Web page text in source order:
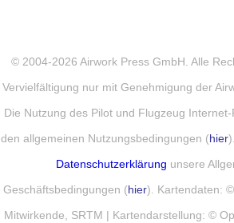
© 2004-2026 Airwork Press GmbH . Alle
Vervielfältigung nur mit Genehmigung der
Die Nutzung des Pilot und Flugzeug
den allgemeinen Nutzungsbedingungen (hier
Datenschutzerklärung unsere
Geschäftsbedingungen (hier). Kartendaten:
Mitwirkende, SRTM | Kartendarstellung: ©